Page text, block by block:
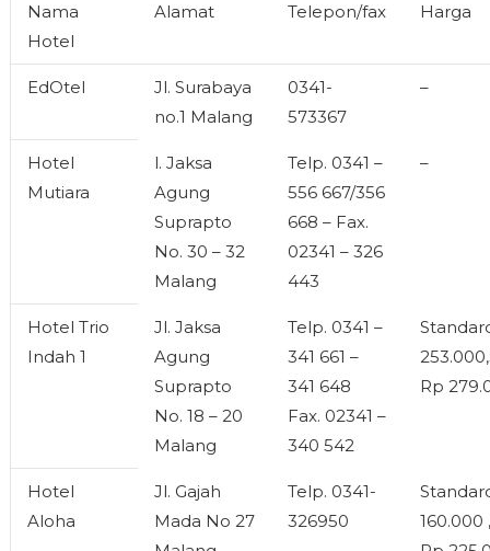
Nama
Hotel
Alamat Telepon/fax Harga
EdOtel
Jl. Surabaya
no.1 Malang
0341-
573367
–
Hotel
Mutiara
l. Jaksa
Agung
Suprapto
No. 30 – 32
Malang
Telp. 0341 –
556 667/356
668 – Fax.
02341 – 326
443
–
Hotel Trio
Indah 1
Jl. Jaksa
Agung
Suprapto
No. 18 – 20
Malang
Telp. 0341 –
341 661 –
341 648
Fax. 02341 –
340 542
Rp
Hotel
Aloha
Jl. Gajah
Mada No 27
Telp. 0341-
326950
160.000